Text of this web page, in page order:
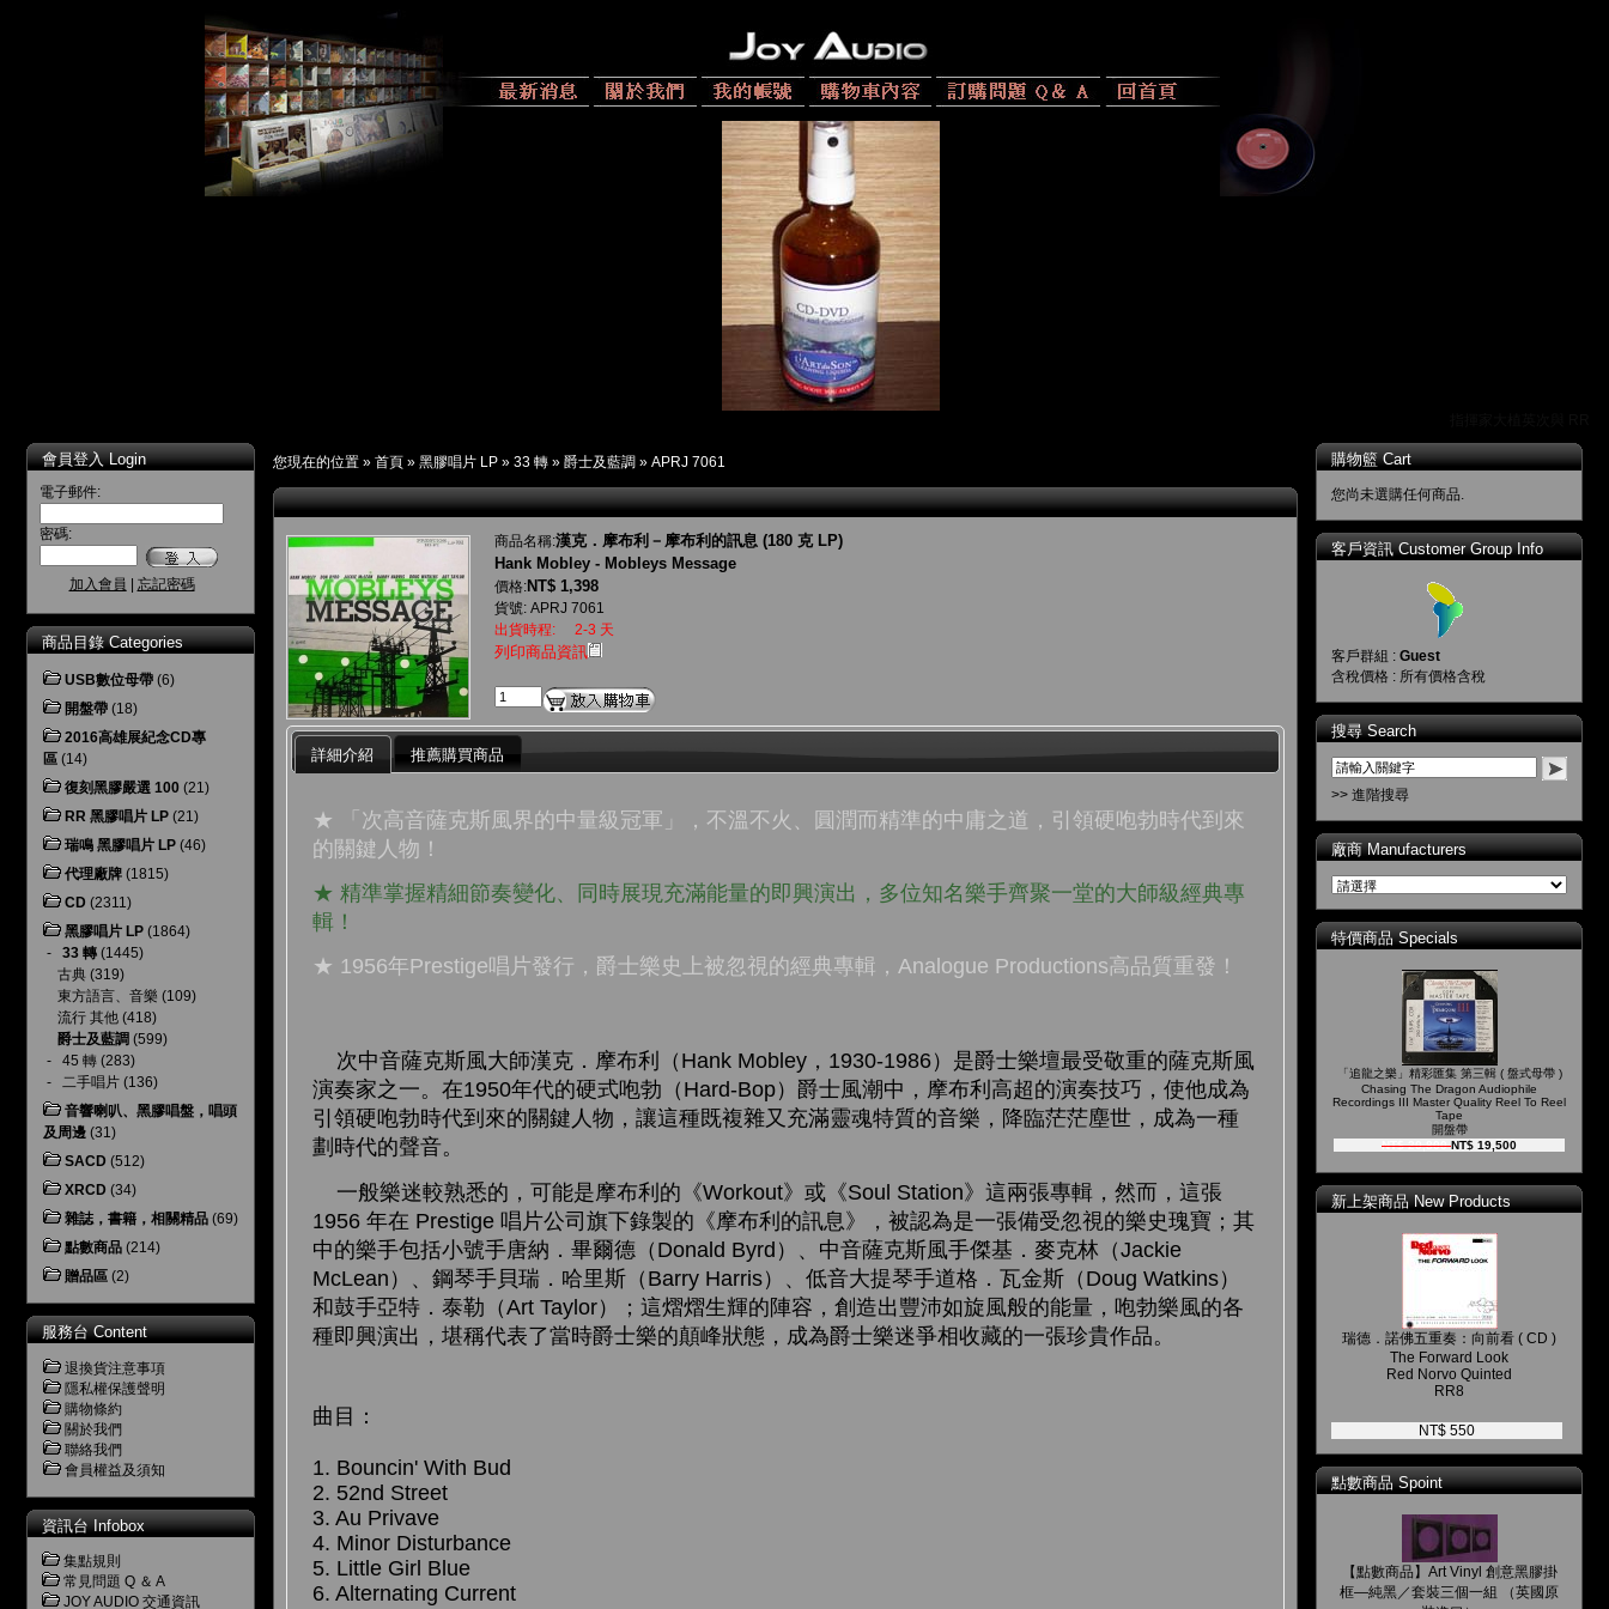
會員登入 Login
電子郵件:
密碼:
加入會員 忘記密碼
商品目錄 Categories
USB數位母帶 (6)
開盤帶 (18)
2016高雄展紀念CD專
區 (14)
復刻黑膠嚴選 100 (21)
RR 黑膠唱片 LP (21)
瑞鳴 黑膠唱片 LP (46)
代理廠牌 (1815)
CD (2311)
黑膠唱片 LP (1864)
- 33 轉 (1445)
古典 (319)
東方語言、音樂 (109)
流行 其他 (418)
爵士及藍調 (599)
- 45 轉 (283)
- 二手唱片 (136)
音響喇叭、黑膠唱盤，唱頭
及周邊 (31)
SACD (512)
XRCD (34)
雜誌，書籍，相關精品 (69)
點數商品 (214)
贈品區 (2)
服務台 Content
退換貨注意事項
隱私權保護聲明
購物條約
關於我們
聯絡我們
會員權益及須知
資訊台 Infobox
集點規則
常見問題 Q ＆ A
JOY AUDIO 交通資訊
您現在的位置 » 首頁 » 黑膠唱片 LP » 33 轉 » 爵士及藍調 » APRJ 7061
商品名稱:漢克．摩布利－摩布利的訊息 (180 克 LP)
Hank Mobley - Mobleys Message
價格:NT$ 1,398
貨號: APRJ 7061
出貨時程:
2-3 天
列印商品資訊
詳細介紹 推薦購買商品
★ 「次高音薩克斯風界的中量級冠軍」，不溫不火、圓潤而精準的中庸之道，引領硬咆勃時代到來
的關鍵人物！
★ 精準掌握精細節奏變化、同時展現充滿能量的即興演出，多位知名樂手齊聚一堂的大師級經典專
輯！
★ 1956年Prestige唱片發行，爵士樂史上被忽視的經典專輯，Analogue Productions高品質重發！
次中音薩克斯風大師漢克．摩布利（Hank Mobley，1930-1986）是爵士樂壇最受敬重的薩克斯風
演奏家之一。在1950年代的硬式咆勃（Hard-Bop）爵士風潮中，摩布利高超的演奏技巧，使他成為
引領硬咆勃時代到來的關鍵人物，讓這種既複雜又充滿靈魂特質的音樂，降臨茫茫塵世，成為一種
劃時代的聲音。
一般樂迷較熟悉的，可能是摩布利的《Workout》或《Soul Station》這兩張專輯，然而，這張
1956 年在 Prestige 唱片公司旗下錄製的《摩布利的訊息》，被認為是一張備受忽視的樂史瑰寶；其
中的樂手包括小號手唐納．畢爾德（Donald Byrd）、中音薩克斯風手傑基．麥克林（Jackie
McLean）、鋼琴手貝瑞．哈里斯（Barry Harris）、低音大提琴手道格．瓦金斯（Doug Watkins）
和鼓手亞特．泰勒（Art Taylor）；這熠熠生輝的陣容，創造出豐沛如旋風般的能量，咆勃樂風的各
種即興演出，堪稱代表了當時爵士樂的顛峰狀態，成為爵士樂迷爭相收藏的一張珍貴作品。
曲目：
1. Bouncin' With Bud
2. 52nd Street
3. Au Privave
4. Minor Disturbance
5. Little Girl Blue
6. Alternating Current
購物籃 Cart
您尚未選購任何商品.
客戶資訊 Customer Group Info
客戶群組 : Guest
含稅價格 : 所有價格含稅
搜尋 Search
>> 進階搜尋
廠商 Manufacturers
特價商品 Specials
「追龍之樂」精彩匯集 第三輯 ( 盤式母帶 )
Chasing The Dragon Audiophile
Recordings III Master Quality Reel To Reel
Tape
開盤帶
NT$ 20,800NT$ 19,500
新上架商品 New Products
瑞德．諾佛五重奏：向前看 ( CD )
The Forward Look
Red Norvo Quinted
RR8
NT$ 550
點數商品 Spoint
【點數商品】Art Vinyl 創意黑膠掛
框—純黑／套裝三個一組 （英國原